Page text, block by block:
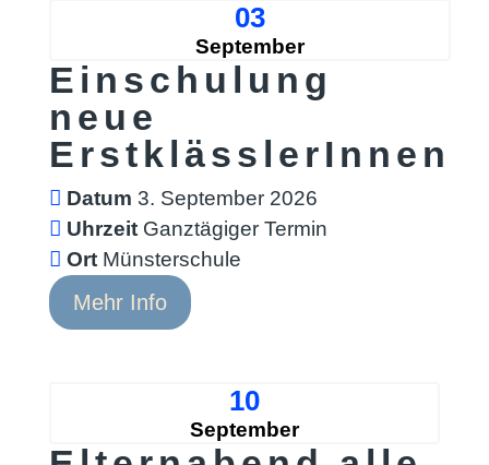
03
September
Einschulung
neue
ErstklässlerInnen
Datum 3. September 2026
Uhrzeit Ganztägiger Termin
Ort Münsterschule
Mehr Info
10
September